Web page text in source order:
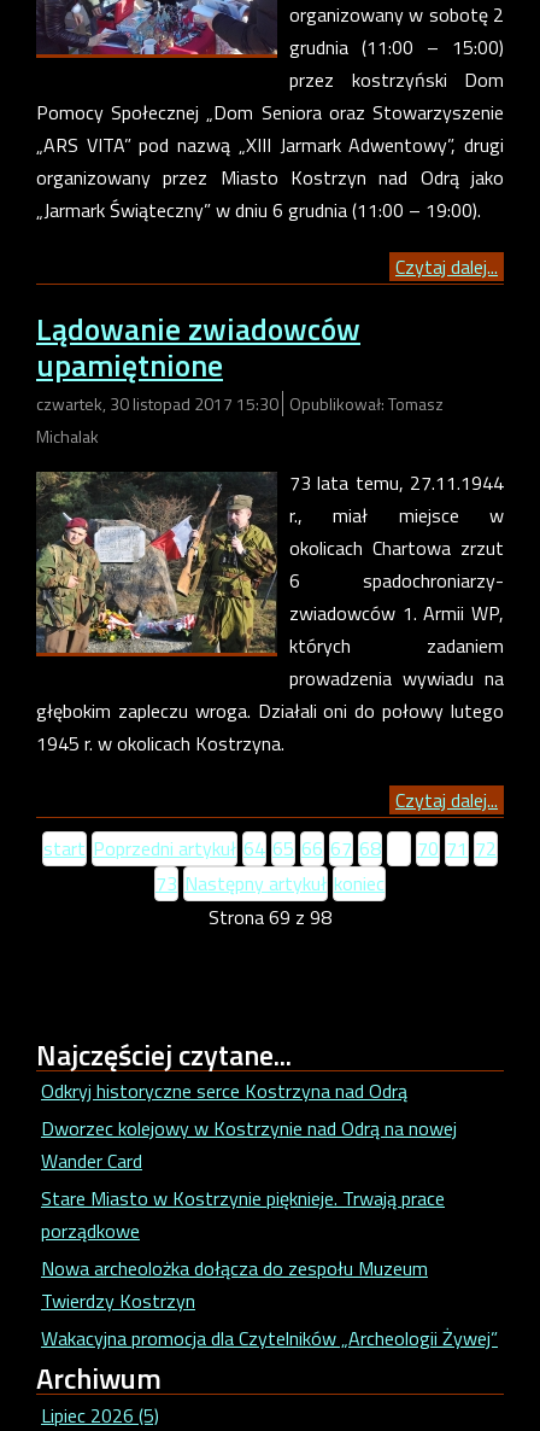
organizowany w sobotę 2
grudnia (11:00 – 15:00)
przez kostrzyński Dom
Pomocy Społecznej „Dom Seniora oraz Stowarzyszenie
„ARS VITA” pod nazwą „XIII Jarmark Adwentowy”, drugi
organizowany przez Miasto Kostrzyn nad Odrą jako
„Jarmark Świąteczny” w dniu 6 grudnia (11:00 – 19:00).
Czytaj dalej...
Lądowanie zwiadowców
upamiętnione
czwartek, 30 listopad 2017 15:30 Opublikował: Tomasz
Michalak
73 lata temu, 27.11.1944
r., miał miejsce w
okolicach Chartowa zrzut
6 spadochroniarzy-
zwiadowców 1. Armii WP,
których zadaniem
prowadzenia wywiadu na
głębokim zapleczu wroga. Działali oni do połowy lutego
1945 r. w okolicach Kostrzyna.
Czytaj dalej...
start Poprzedni artykuł 64 65 66 67 68 70 71 72
73 Następny artykuł koniec
Strona 69 z 98
Najczęściejczytane...
Odkryj historyczne serce Kostrzyna nad Odrą
Dworzec kolejowy w Kostrzynie nad Odrą na nowej
Wander Card
Stare Miasto w Kostrzynie pięknieje. Trwają prace
porządkowe
Nowa archeolożka dołącza do zespołu Muzeum
Twierdzy Kostrzyn
Wakacyjna promocja dla Czytelników „Archeologii Żywej”
Archiwum
Lipiec 2026 (5)